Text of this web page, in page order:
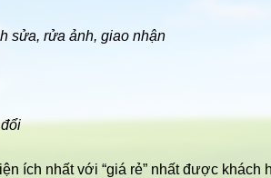
sửa, rửa ảnh, giao nhận
ích nhất với “giá rẻ” nhất được